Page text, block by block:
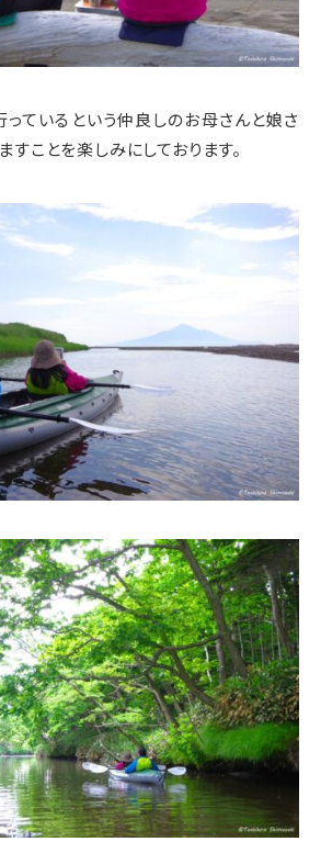
ているという仲良しのお母さんと娘さ
すことを楽しみにしております。